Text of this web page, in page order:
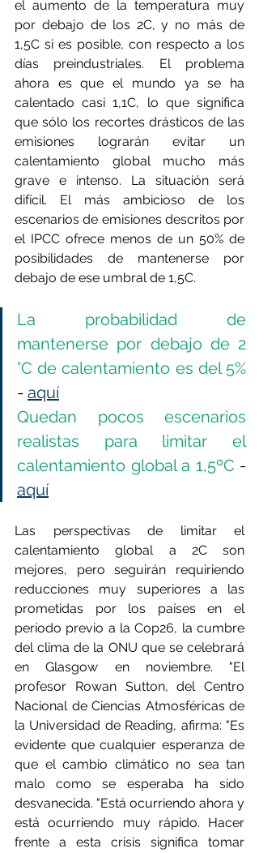
el aumento de la temperatura muy
por debajo de los 2C, y no más de
1,5C si es posible, con respecto a los
días preindustriales. El problema
ahora es que el mundo ya se ha
calentado casi 1,1C, lo que significa
que sólo los recortes drásticos de las
emisiones lograrán evitar un
calentamiento global mucho más
grave e intenso. La situación será
difícil. El más ambicioso de los
escenarios de emisiones descritos por
el IPCC ofrece menos de un 50% de
posibilidades de mantenerse por
debajo de ese umbral de 1,5C.
La probabilidad de
mantenerse por debajo de 2
°C de calentamiento es del 5%
- aquí
Quedan pocos escenarios
realistas para limitar el
calentamiento global a 1,5ºC -
aquí
Las perspectivas de limitar el
calentamiento global a 2C son
mejores, pero seguirán requiriendo
reducciones muy superiores a las
prometidas por los países en el
período previo a la Cop26, la cumbre
del clima de la ONU que se celebrará
en Glasgow en noviembre. "El
profesor Rowan Sutton, del Centro
Nacional de Ciencias Atmosféricas de
la Universidad de Reading, afirma: "Es
evidente que cualquier esperanza de
que el cambio climático no sea tan
malo como se esperaba ha sido
desvanecida. "Está ocurriendo ahora y
está ocurriendo muy rápido. Hacer
frente a esta crisis significa tomar